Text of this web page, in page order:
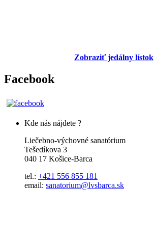
Zobraziť jedálny lístok
Facebook
Kde nás nájdete ?
Liečebno-výchovné sanatórium
Tešedíkova 3
040 17 Košice-Barca
tel.: +421 556 855 181
email: sanatorium@lvsbarca.sk